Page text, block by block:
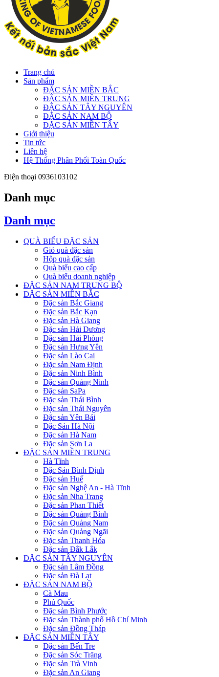
Trang chủ
Sản phẩm
ĐẶC SẢN MIỀN BẮC
ĐẶC SẢN MIỀN TRUNG
ĐẶC SẢN TÂY NGUYÊN
ĐẶC SẢN NAM BỘ
ĐẶC SẢN MIỀN TÂY
Giới thiệu
Tin tức
Liên hệ
Hệ Thống Phân Phối Toàn Quốc
Điện thoại 0936103102
Danh mục
Danh mục
QUÀ BIẾU ĐẶC SẢN
Giỏ quà đặc sản
Hộp quà đặc sản
Quà biếu cao cấp
Quà biếu doanh nghiệp
ĐẶC SẢN NAM TRUNG BỘ
ĐẶC SẢN MIỀN BẮC
Đặc sản Bắc Giang
Đặc sản Bắc Kạn
Đặc sản Hà Giang
Đặc sản Hải Dương
Đặc sản Hải Phòng
Đặc sản Hưng Yên
Đặc sản Lào Cai
Đặc sản Nam Định
Đặc sản Ninh Bình
Đặc sản Quảng Ninh
Đặc sản SaPa
Đặc sản Thái Bình
Đặc sản Thái Nguyên
Đặc sản Yên Bái
Đặc Sản Hà Nội
Đặc sản Hà Nam
Đặc sản Sơn La
ĐẶC SẢN MIỀN TRUNG
Hà Tĩnh
Đặc Sản Bình Định
Đặc sản Huế
Đặc sản Nghệ An - Hà Tĩnh
Đặc sản Nha Trang
Đặc sản Phan Thiết
Đặc sản Quảng Bình
Đặc sản Quảng Nam
Đặc sản Quảng Ngãi
Đặc sản Thanh Hóa
Đặc sản Đắk Lắk
ĐẶC SẢN TÂY NGUYÊN
Đặc sản Lâm Đồng
Đặc sản Đà Lạt
ĐẶC SẢN NAM BỘ
Cà Mau
Phú Quốc
Đặc sản Bình Phước
Đặc sản Thành phố Hồ Chí Minh
Đặc sản Đồng Tháp
ĐẶC SẢN MIỀN TÂY
Đặc sản Bến Tre
Đặc sản Sóc Trăng
Đặc sản Trà Vinh
Đặc sản An Giang